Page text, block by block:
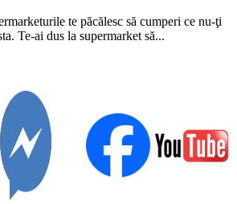
te păcălesc să cumperi ce nu-ţi
Te-ai dus la supermarket să...